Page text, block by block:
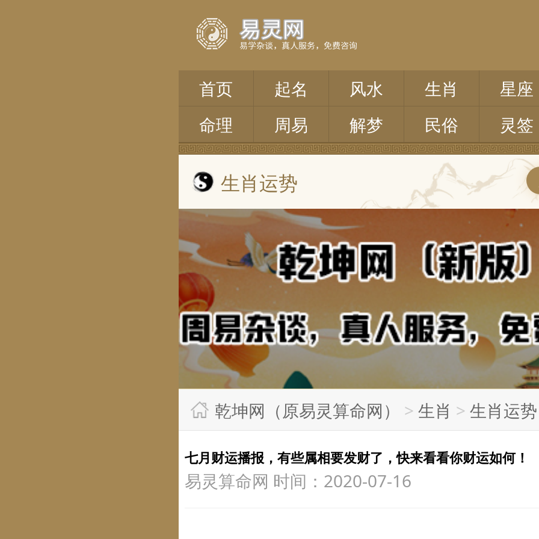
首页 起名 风水 生肖
星座
命理
周易 解梦 民俗 灵签
生肖运势
乾坤网（原易灵算命网） > 生肖 > 生肖运势
七月财运播报，有些属相要发财了，快来看看你财运如何！
易灵算命网 时间：2020-07-16